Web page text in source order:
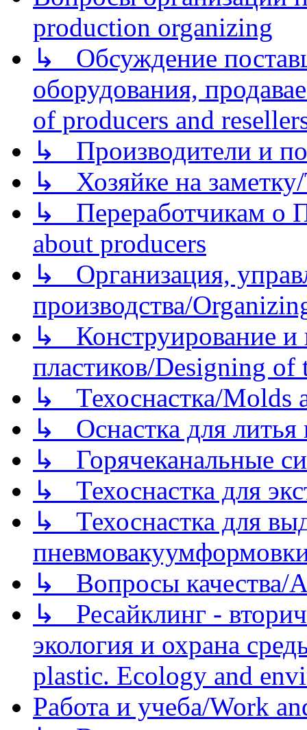
production organizing
↳ Обсуждение
оборудования,
of producers and
↳ Производители и
↳ Хозяйке на
↳ Переработчикам о
about producers
↳ Организация,
производства/
↳ Конструирование и
пластиков/Designing of
↳ Техоснастка/Molds
↳ Оснастка для литья
↳ Горячеканальные
↳ Техоснастка для
↳ Техоснастка для
↳ Вопросы качества/
↳ Ресайклинг -
экология и охрана
plastic. Ecology and
Работа и учеба/Work